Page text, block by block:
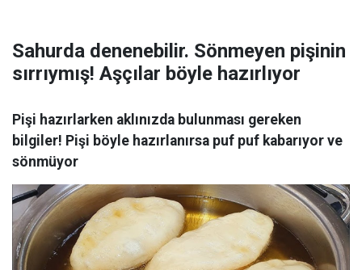
Sahurda denenebilir. Sönmeyen pişinin
sırrıymış! Aşçılar böyle hazırlıyor
Pişi hazırlarken aklınızda bulunması gereken
bilgiler! Pişi böyle hazırlanırsa puf puf kabarıyor ve
sönmüyor